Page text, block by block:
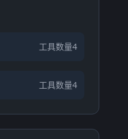
工具数量4
工具数量4